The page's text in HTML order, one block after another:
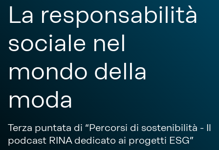
La responsabilità
sociale nel
mondo della
moda
Terza puntata di “Percorsi di sostenibilità - Il
podcast RINA dedicato ai progetti ESG”